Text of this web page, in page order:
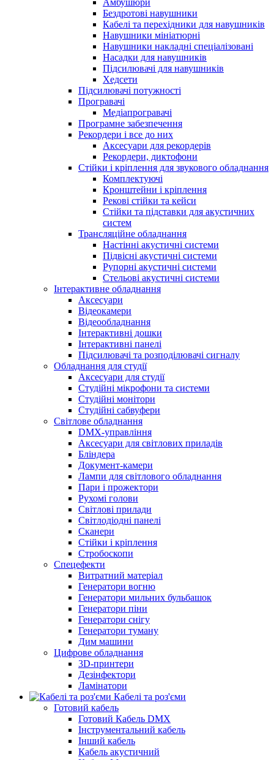
Амбушюри
Бездротові навушники
Кабелі та перехідники для навушників
Навушники мініатюрні
Навушники накладні спеціалізовані
Насадки для навушників
Підсилювачі для навушників
Хедсети
Підсилювачі потужності
Програвачі
Медіапрогравачі
Програмне забезпечення
Рекордери і все до них
Аксесуари для рекордерів
Рекордери, диктофони
Стійки і кріплення для звукового обладнання
Комплектуючі
Кронштейни і кріплення
Рекові стійки та кейси
Стійки та підставки для акустичних
систем
Трансляційне обладнання
Настінні акустичні системи
Підвісні акустичні системи
Рупорні акустичні системи
Стельові акустичні системи
Інтерактивне обладнання
Аксесуари
Відеокамери
Відеообладнання
Інтерактивні дошки
Інтерактивні панелі
Підсилювачі та розподілювачі сигналу
Обладнання для студії
Аксесуари для студії
Студійні мікрофони та системи
Студійні монітори
Студійні сабвуфери
Світлове обладнання
DMX-управління
Аксесуари для світлових приладів
Бліндера
Документ-камери
Лампи для світлового обладнання
Пари і прожектори
Рухомі голови
Світлові прилади
Світлодіодні панелі
Сканери
Стійки і кріплення
Стробоскопи
Спецефекти
Витратний матеріал
Генератори вогню
Генератори мильних бульбашок
Генератори піни
Генератори снігу
Генератори туману
Дим машини
Цифрове обладнання
3D-принтери
Дезінфектори
Ламінатори
Кабелі та роз'єми
Готовий кабель
Готовий Кабель DMX
Інструментальний кабель
Інший кабель
Кабель акустичний